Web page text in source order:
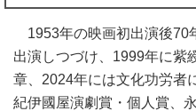
1953年の映画初出演後70
出演しつづけ、1999年に紫
章、2024年には文化功労者
紀伊國屋演劇賞・個人賞、